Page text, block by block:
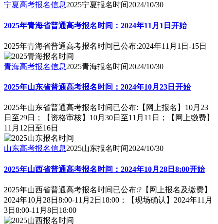
宁夏高考报名信息2025宁夏报名时间2024/10/30
2025年青海省普通高考报名时间：2024年11月1日开始
2025年青海省普通高考报名时间已公布:2024年11月1日-15日
青海高考报名信息2025青海报名时间2024/10/30
2025年山东省普通高考报名时间：2024年10月23日开始
2025年山东省普通高考报名时间已公布:【网上报名】10月23
日至29日；【资格审核】10月30日至11月11日；【网上缴费】
11月12日至16日
山东高考报名信息2025山东报名时间2024/10/30
2025年山西省普通高考报名时间：2024年10月28日8:00开始
2025年山西省普通高考报名时间已公布:?【网上报名及缴费】
2024年10月28日8:00-11月2日18:00；【现场确认】2024年11月
3日8:00-11月8日18:00